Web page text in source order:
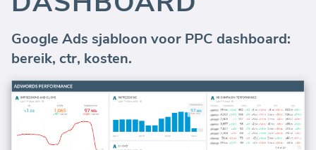
Google Ads sjabloon voor PPC dashboard:
bereik, ctr, kosten.